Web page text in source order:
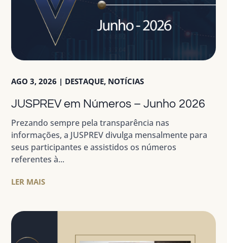
JUSPREV em Números – Junho 2026
AGO 3, 2026 | DESTAQUE, NOTÍCIAS
Prezando sempre pela transparência nas
informações, a JUSPREV divulga mensalmente para
seus participantes e assistidos os números
referentes à...
LER MAIS